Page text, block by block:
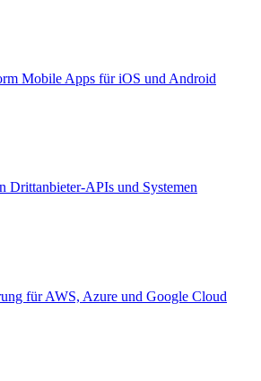
Mobile Apps für iOS und Android
Drittanbieter-APIs und Systemen
für AWS, Azure und Google Cloud